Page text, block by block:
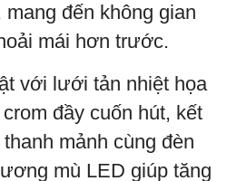
đến không gian
mái hơn trước.
với lưới tản nhiệt họa
đầy cuốn hút, kết
mảnh cùng đèn
mù LED giúp tăng